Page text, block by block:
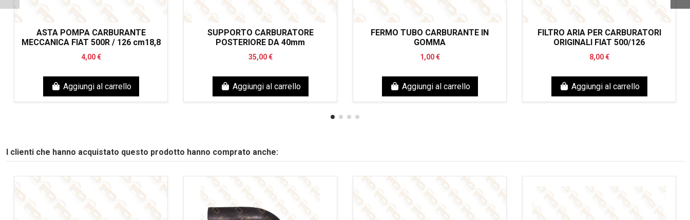
ASTA POMPA CARBURANTE
MECCANICA FIAT 500R / 126 cm18,8
4,00 €
Aggiungi al carrello
SUPPORTO CARBURATORE
POSTERIORE DA 40mm
35,00 €
Aggiungi al carrello
FERMO TUBO CARBURANTE IN
GOMMA
1,00 €
Aggiungi al carrello
FILTRO ARIA PER CARBURATORI
ORIGINALI FIAT 500/126
8,00 €
Aggiungi al carrello
I clienti che hanno acquistato questo prodotto hanno comprato anche: